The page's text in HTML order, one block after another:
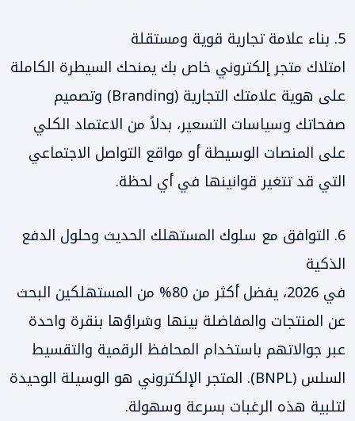
5. بناء علامة تجارية قوية ومستقلة
امتلاك متجر إلكتروني خاص بك يمنحك السيطرة الكاملة
على هوية علامتك التجارية (Branding) وتصميم
صفحاتك وسياسات التسعير، بدلاً من الاعتماد الكلي
على المنصات الوسيطة أو مواقع التواصل الاجتماعي
التي قد تتغير قوانينها في أي لحظة.
6. التوافق مع سلوك المستهلك الحديث وحلول الدفع
الذكية
في 2026، يفضل أكثر من 80% من المستهلكين البحث
عن المنتجات والمفاضلة بينها وشراؤها بنقرة واحدة
عبر جوالاتهم باستخدام المحافظ الرقمية والتقسيط
السلس (BNPL). المتجر الإلكتروني هو الوسيلة الوحيدة
لتلبية هذه الرغبات بسرعة وسهولة.